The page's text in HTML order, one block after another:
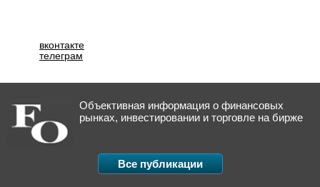
вконтакте
телеграм
Объективная информация о финансовых
рынках, инвестировании и торговле на бирже
Все публикации